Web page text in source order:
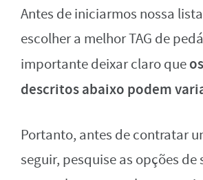
Antes de iniciarmos nossa
escolher a melhor TAG de
importante deixar claro que
descritos abaixo podem
Portanto, antes de contratar
seguir, pesquise as opções de